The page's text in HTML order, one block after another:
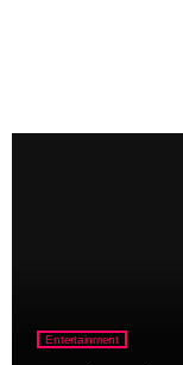
Entertainment